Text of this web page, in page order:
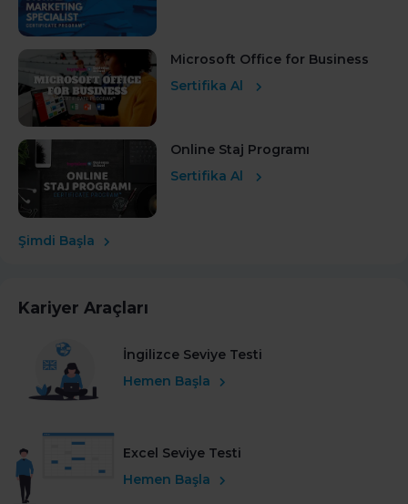
Microsoft Office for Business
Sertifika Al
Online Staj Programı
Sertifika Al
Şimdi Başla
Kariyer Araçları
İngilizce Seviye Testi
Hemen Başla
Excel Seviye Testi
Hemen Başla